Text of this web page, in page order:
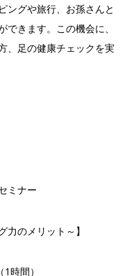
ングや旅行、お孫さんと
きます。この機会に、
、足の健康チェックを実
ミナー
力のメリット～】
時間）